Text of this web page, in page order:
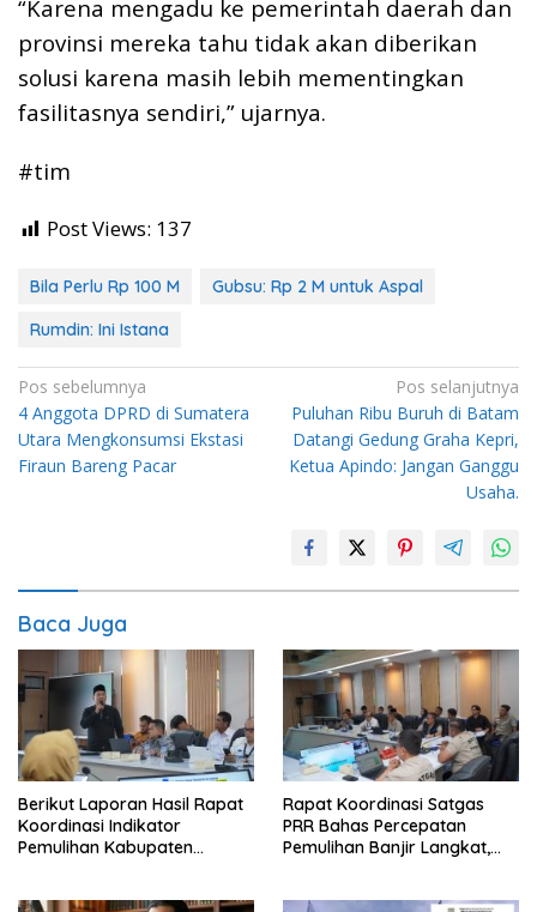
“Karena mengadu ke pemerintah daerah dan
provinsi mereka tahu tidak akan diberikan
solusi karena masih lebih mementingkan
fasilitasnya sendiri,” ujarnya.
#tim
Post Views: 137
Bila Perlu Rp 100 M
Gubsu: Rp 2 M untuk Aspal
Rumdin: Ini Istana
Navigasi
pos
Pos sebelumnya
4 Anggota DPRD di Sumatera
Utara Mengkonsumsi Ekstasi
Firaun Bareng Pacar
Pos selanjutnya
Puluhan Ribu Buruh di Batam
Datangi Gedung Graha Kepri,
Ketua Apindo: Jangan Ganggu
Usaha.
Baca Juga
Berikut Laporan Hasil Rapat
Koordinasi Indikator
Pemulihan Kabupaten
Rapat Koordinasi Satgas
PRR Bahas Percepatan
Pemulihan Banjir Langkat,